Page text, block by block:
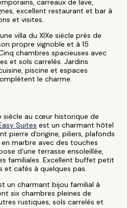
carreaux de lave,
excellent restaurant et bar à
et visites.
villa du XIXe siècle près de
propre vignoble et à 15
chambres spacieuses avec
et sols carrelés. Jardins
piscine et espaces
le charme.
siècle au cœur historique de
Suites est un charmant hôtel
pierre d'origine, piliers, plafonds
marbre avec des touches
d'une terrasse ensoleillée,
familiales. Excellent buffet petit
et cafés à quelques pas.
un charmant bijou familial à
six chambres pleines de
rustiques, sols carrelés et